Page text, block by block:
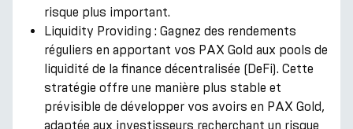
risque plus important.
Liquidity Providing : Gagnez des rendements
réguliers en apportant vos PAX Gold aux pools de
liquidité de la finance décentralisée (DeFi). Cette
stratégie offre une manière plus stable et
prévisible de développer vos avoirs en PAX Gold,
adaptée aux investisseurs recherchant un risque